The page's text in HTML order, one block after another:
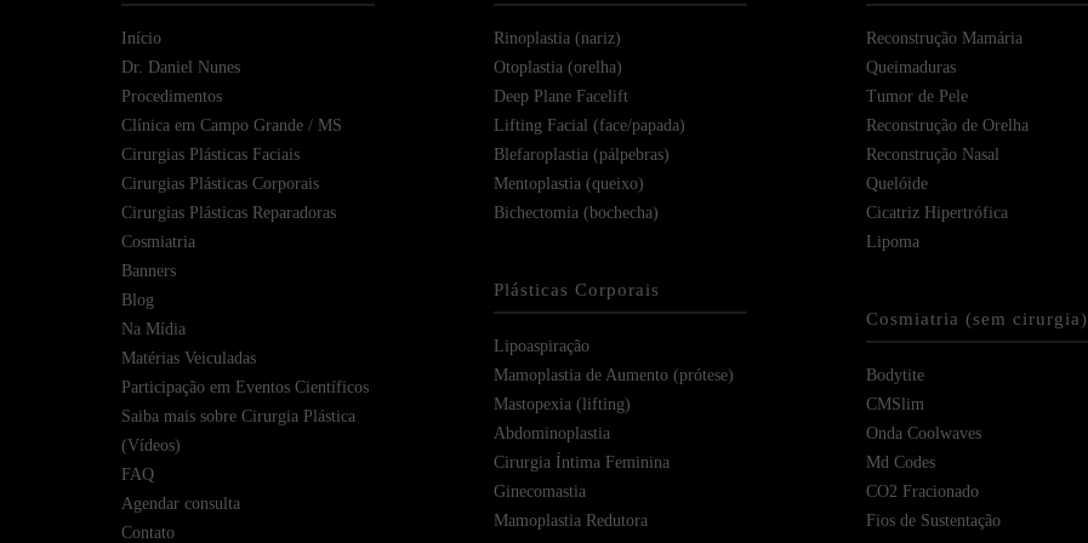
Início
Dr. Daniel Nunes
Procedimentos
Clínica em Campo Grande / MS
Cirurgias Plásticas Faciais
Cirurgias Plásticas Corporais
Cirurgias Plásticas Reparadoras
Cosmiatria
Banners
Blog
Na Mídia
Matérias Veiculadas
Participação em Eventos Científicos
Saiba mais sobre Cirurgia Plástica
(Vídeos)
FAQ
Agendar consulta
Contato
Rinoplastia (nariz)
Otoplastia (orelha)
Deep Plane Facelift
Lifting Facial (face/papada)
Blefaroplastia (pálpebras)
Mentoplastia (queixo)
Bichectomia (bochecha)
Plásticas Corporais
Lipoaspiração
Mamoplastia de Aumento (prótese)
Mastopexia (lifting)
Abdominoplastia
Cirurgia Íntima Feminina
Ginecomastia
Mamoplastia Redutora
Reconstrução Mamária
Queimaduras
Tumor de Pele
Reconstrução de Orelha
Reconstrução Nasal
Quelóide
Cicatriz Hipertrófica
Lipoma
Cosmiatria (sem cirurgia)
Bodytite
CMSlim
Onda Coolwaves
Md Codes
CO2 Fracionado
Fios de Sustentação